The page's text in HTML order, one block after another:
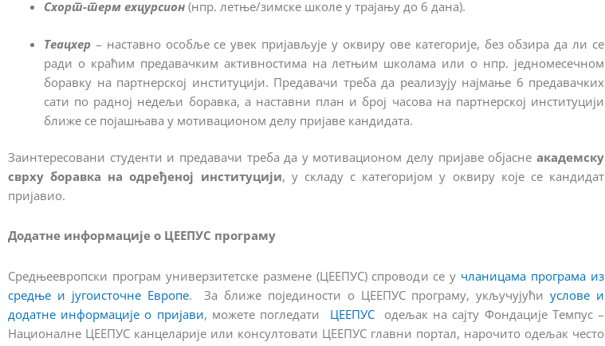
Схорт-терм еxцурсион (нпр. летње/зимске школе у трајању до 6 дана).
Теацхер – наставно особље се увек пријављује у оквиру ове категорије, без обзира да ли се
ради о краћим предавачким активностима на летњим школама или о нпр. једномесечном
боравку на партнерској институцији. Предавачи треба да реализују најмање 6 предавачких
сати по радној недељи боравка, а наставни план и број часова на партнерској институцији
ближе се појашњава у мотивационом делу пријаве кандидата.
Заинтересовани студенти и предавачи треба да у мотивационом делу пријаве објасне академску
сврху боравка на одређеној институцији, у складу с категоријом у оквиру које се кандидат
пријавио.
Додатне информације о ЦЕЕПУС програму
Средњеевропски програм универзитетске размене (ЦЕЕПУС) спроводи се у чланицама програма из
средње и југоисточне Европе. За ближе појединости о ЦЕЕПУС програму, укључујућиуслове и
додатне информације о пријави, можете погледати ЦЕЕПУСодељак на сајту Фондације Темпус –
Националне ЦЕЕПУС канцеларије или консултовати ЦЕЕПУС главни портал, нарочито одељак често